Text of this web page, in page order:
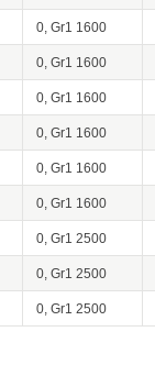
0, Gr1 1600
0, Gr1 1600
0, Gr1 1600
0, Gr1 1600
0, Gr1 1600
0, Gr1 1600
0, Gr1 2500
0, Gr1 2500
0, Gr1 2500